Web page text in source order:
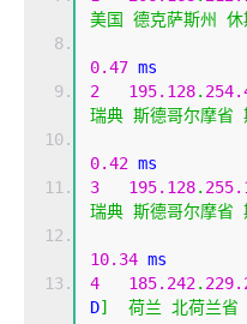
美国
德克萨斯州 休
0.47 ms
2
195.128.
瑞典 斯德哥尔摩省
0.42 ms
3
195.128.
瑞典 斯德哥尔摩省
10.34 ms
4
185.242.
D] 荷兰 北荷兰省